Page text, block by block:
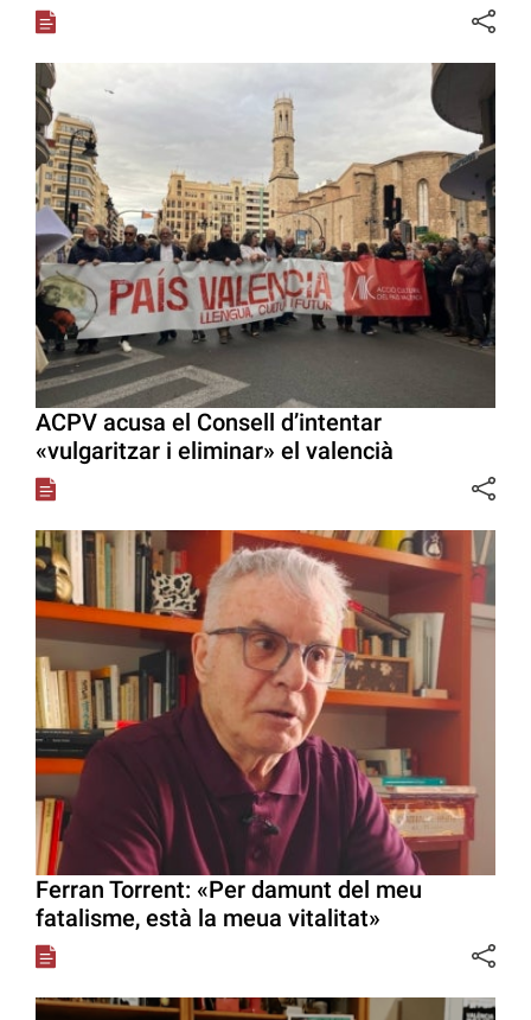
ACPV acusa el Consell d’intentar
«vulgaritzar i eliminar» el valencià
Ferran Torrent: «Per damunt del meu
fatalisme, està la meua vitalitat»